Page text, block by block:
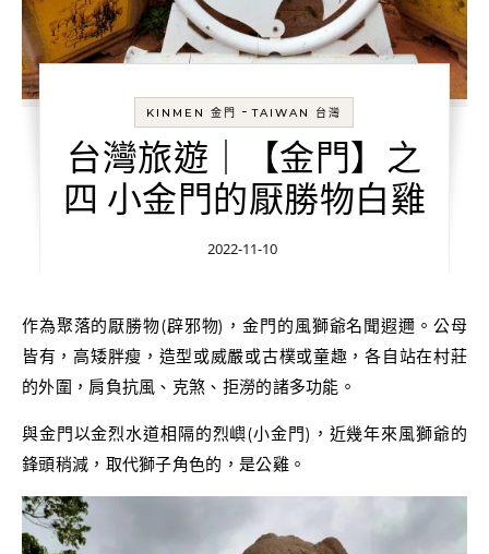
KINMEN 金門 -TAIWAN 台灣
台灣旅遊｜【金門】之
四 小金門的厭勝物白雞
2022-11-10
作為聚落的厭勝物(辟邪物)，金門的風獅爺名聞遐邇。公母
皆有，高矮胖瘦，造型或威嚴或古樸或童趣，各自站在村莊
的外圍，肩負抗風、克煞、拒澇的諸多功能。
與金門以金烈水道相隔的烈嶼(小金門)，近幾年來風獅爺的
鋒頭稍減，取代獅子角色的，是公雞。